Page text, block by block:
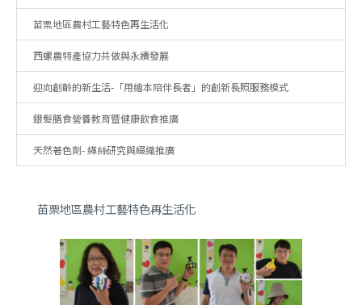
苗栗地區農村工藝特色再生活化
西螺農特產協力共做與永續發展
迎向創齡的新生活-「用繪本陪伴長者」的創新長照服務模式
銀髮膳食營養教育暨健康飲食推廣
天然著色劑- 緙絲研究與綴織推廣
苗栗地區農村工藝特色再生活化